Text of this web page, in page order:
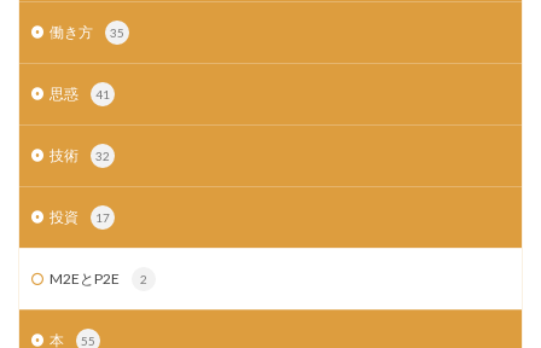
働き方 35
思惑 41
技術 32
投資 17
M2EとP2E 2
本 55